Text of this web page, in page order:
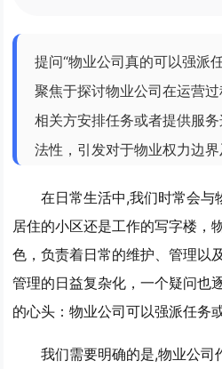
提问“物业公司真的可以强派
聚焦于探讨物业公司在运营
相关方安排任务或者提供服
法性，引发对于物业权力边界
在日常生活中,我们时常会与
居住的小区还是工作的写字楼，
色，负责着日常的维护、管理以
管理的日益复杂化，一个疑问也
的心头：物业公司可以强派任务
我们需要明确的是,物业公司